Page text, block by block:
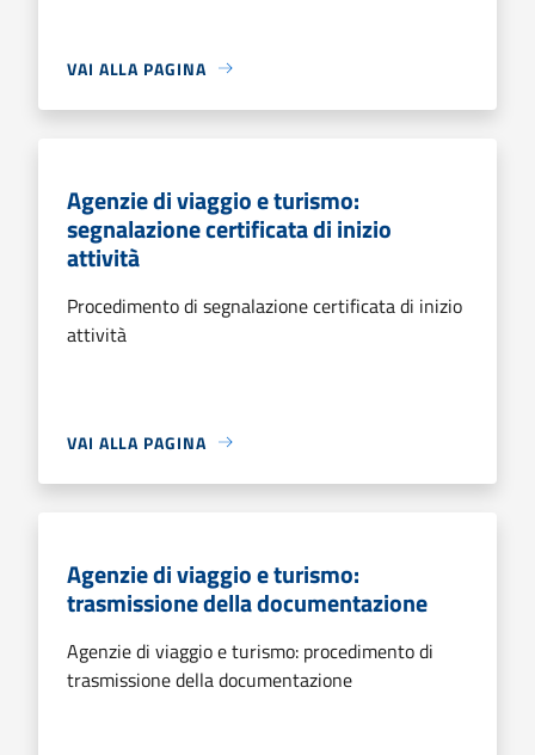
VAI ALLA PAGINA
Agenzie di viaggio e turismo:
segnalazione certificata di inizio
attività
Procedimento di segnalazione certificata di inizio
attività
VAI ALLA PAGINA
Agenzie di viaggio e turismo:
trasmissione della documentazione
Agenzie di viaggio e turismo: procedimento di
trasmissione della documentazione